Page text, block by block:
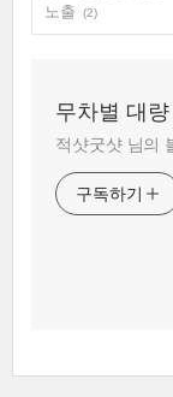
노출
(2)
무차별 대
적샷굿샷 님의
구독하기